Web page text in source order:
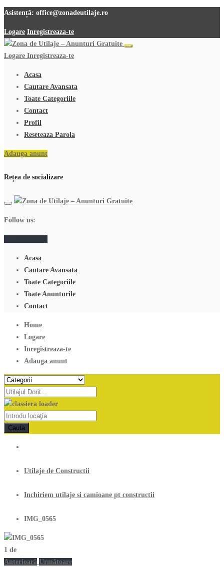
Asistență: office@zonadeutilaje.ro
Logare Inregistreaza-te
Logare Inregistreaza-te
Acasa
Cautare Avansata
Toate Categoriile
Contact
Profil
Reseteaza Parola
Adauga anunt
Rețea de socializare
Follow us:
Acasa
Cautare Avansata
Toate Categoriile
Toate Anunturile
Contact
Home
Logare
Inregistreaza-te
Adauga anunt
Cauta
Utilaje de Constructii
Inchiriem utilaje si camioane pt constructii
IMG_0565
1 de
Anterioară Următoare